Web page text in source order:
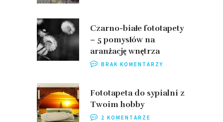
Czarno-białe fototapety
– 5 pomysłów na
aranżację wnętrza
BRAK KOMENTARZY
Fototapeta do sypialni z
Twoim hobby
2 KOMENTARZE